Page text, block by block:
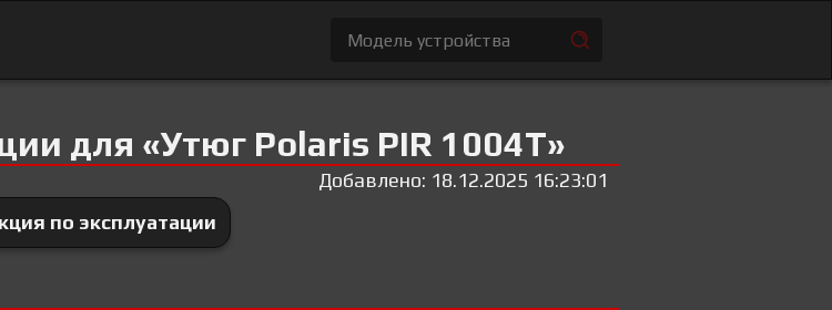
для «Утюг Polaris PIR 1004T»
Добавлено: 18.12.2025 16:23:01
по эксплуатации